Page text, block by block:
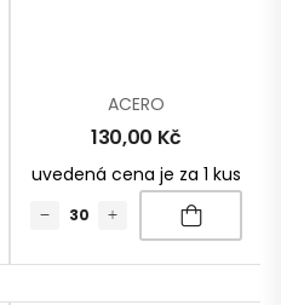
ACERO
130,00 Kč
uvedená cena je za 1 kus